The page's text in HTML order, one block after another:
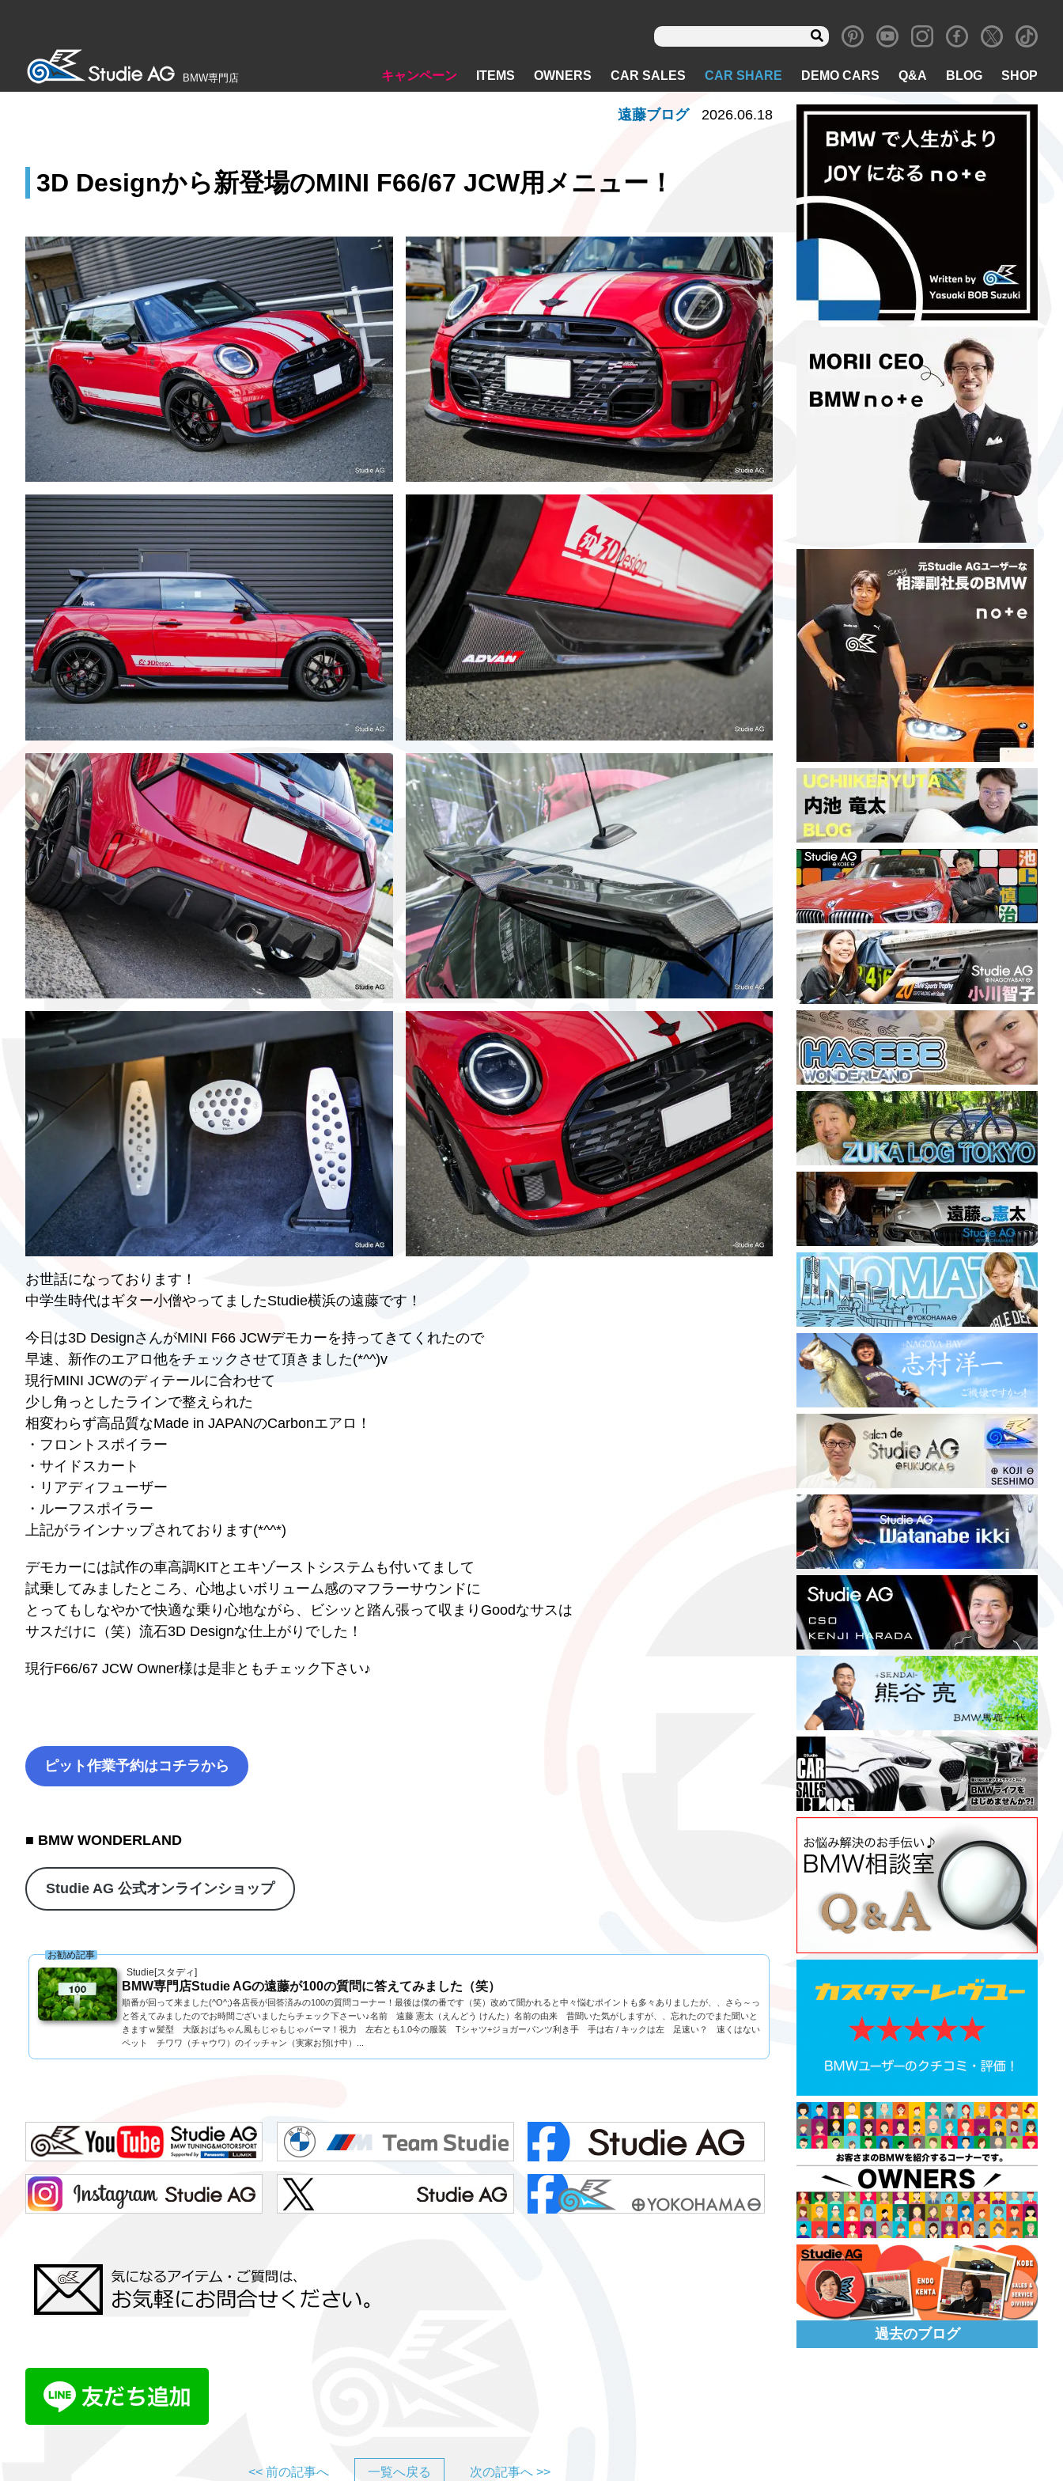
BMW専門店 キャンペーン ITEMS OWNERS CAR SALES CAR SHARE DEMO CARS Q&A BLOG SHOP
3D Designから新登場のMINI F66/67 JCW用メニュー！
遠藤ブログ 2026.06.18
お世話になっております！
中学生時代はギター小僧やってましたStudie横浜の遠藤です！
今日は3D DesignさんがMINI F66 JCWデモカーを持ってきてくれたので
早速、新作のエアロ他をチェックさせて頂きました(*^^)v
現行MINI JCWのディテールに合わせて
少し角っとしたラインで整えられた
相変わらず高品質なMade in JAPANのCarbonエアロ！
・フロントスポイラー
・サイドスカート
・リアディフューザー
・ルーフスポイラー
上記がラインナップされております(*^^*)
デモカーには試作の車高調KITとエキゾーストシステムも付いてまして
試乗してみましたところ、心地よいボリューム感のマフラーサウンドに
とってもしなやかで快適な乗り心地ながら、ビシッと踏ん張って収まりGoodなサスは
サスだけに（笑）流石3D Designな仕上がりでした！
現行F66/67 JCW Owner様は是非ともチェック下さい♪
ピット作業予約はコチラから
■ BMW WONDERLAND
Studie AG 公式オンラインショップ
Studie[スタディ]
お勧め記事
BMW専門店Studie AGの遠藤が100の質問に答えてみました（笑）
順番が回って来ました(^O^;)各店長が回答済みの100の質問コーナー！最後は僕の番です（笑）改めて聞かれると中々悩むポイントも多々ありましたが、、さら～っ
と答えてみましたのでお時間ございましたらチェック下さーい♪名前 遠藤 憲太（えんどう けんた）名前の由来 昔聞いた気がしますが、、忘れたのでまた聞いと
きますｗ髪型 大阪おばちゃん風もじゃもじゃパーマ！視力 左右とも1.0今の服装 Tシャツ+ジョガーパンツ利き手 手は右 / キックは左 足速い？ 速くはない
ペット チワワ（チャウワ）のイッチャン（実家お預け中）...
<< 前の記事へ 一覧へ戻る 次の記事へ >>
過去のブログ